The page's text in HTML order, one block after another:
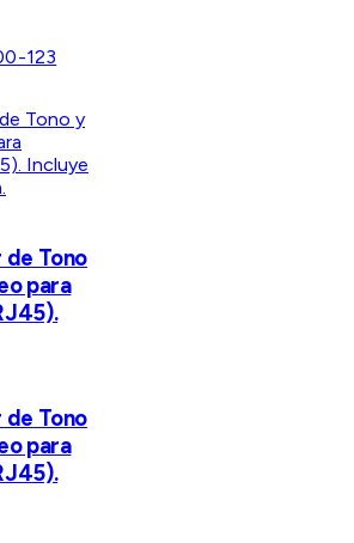
123
Tono
para
Tono
para